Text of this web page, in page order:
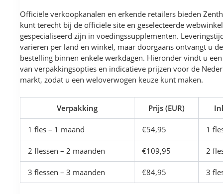
Officiële verkoopkanalen en erkende retailers bieden
kunt terecht bij de officiële site en geselecteerde
gespecialiseerd zijn in voedingssupplementen.
variëren per land en winkel, maar doorgaans ontvangt u de
bestelling binnen enkele werkdagen. Hieronder vindt u
van verpakkingsopties en indicatieve prijzen voor de
markt, zodat u een weloverwogen keuze kunt maken.
Verpakking Prijs (EUR)
1 fles – 1 maand €54,95 1
2 flessen – 2 maanden €109,95 2
3 flessen – 3 maanden €84,95 3